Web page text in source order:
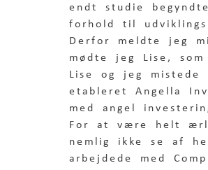
endt studie
forhold til
Derfor meldte jeg
mødte jeg Lise,
Lise og jeg
etableret Angella
med angel
For at være helt
nemlig ikke se af
arbejdede med